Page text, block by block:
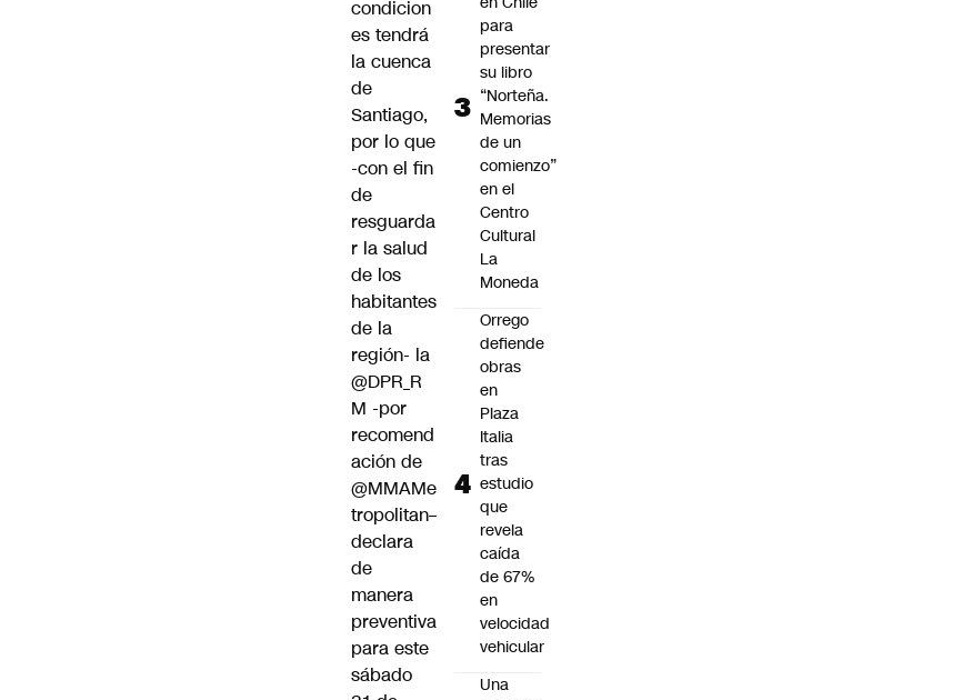
condicion
es tendrá
la cuenca
de
Santiago,
por lo que
-con el fin
de
resguarda
r la salud
de los
habitantes
de la
región- la
@DPR_R
M -por
recomend
ación de
@MMAMe
tropolitan–
declara
de
manera
preventiva
para este
sábado
para
presentar
su libro
“Norteña.
Memorias
de un
comienzo”
en el
Centro
Cultural
La
Moneda
Orrego
defiende
obras
en
Plaza
Italia
tras
estudio
que
revela
caída
de 67%
en
velocidad
vehicular
Una